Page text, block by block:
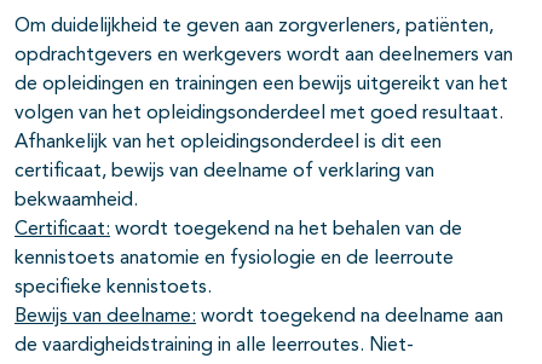
open- en dichtklappen
Om duidelijkheid te geven aan zorgverleners, patiënten,
opdrachtgevers en werkgevers wordt aan deelnemers van
de opleidingen en trainingen een bewijs uitgereikt van het
volgen van het opleidingsonderdeel met goed resultaat.
Afhankelijk van het opleidingsonderdeel is dit een
certificaat, bewijs van deelname of verklaring van
bekwaamheid.
Certificaat: wordt toegekend na het behalen van de
kennistoets anatomie en fysiologie en de leerroute
specifieke kennistoets.
Bewijs van deelname: wordt toegekend na deelname aan
de vaardigheidstraining in alle leerroutes. Niet-